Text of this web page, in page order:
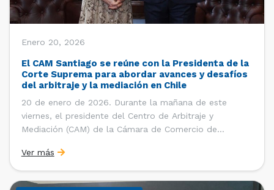
Enero 20, 2026
El CAM Santiago se reúne con la Presidenta de la
Corte Suprema para abordar avances y desafíos
del arbitraje y la mediación en Chile
20 de enero de 2026. Durante la mañana de este
viernes, el presidente del Centro de Arbitraje y
Mediación (CAM) de la Cámara de Comercio de
del CAM Santiago, Ximena Vial; y el gerente general de
la CCS, Carlos Soublette, sostuvieron un encuentro […]
Ver más